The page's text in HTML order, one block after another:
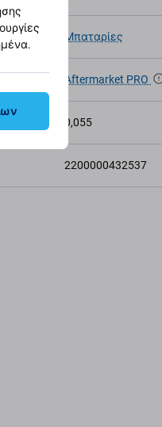
Μπαταρίες
Aftermarket PRO
0,055
2200000432537